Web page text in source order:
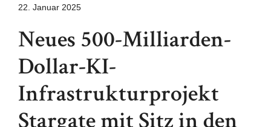
22. Januar 2025
Neues 500-Milliarden-
Dollar-KI-
Infrastrukturprojekt
Stargate mit Sitz in den